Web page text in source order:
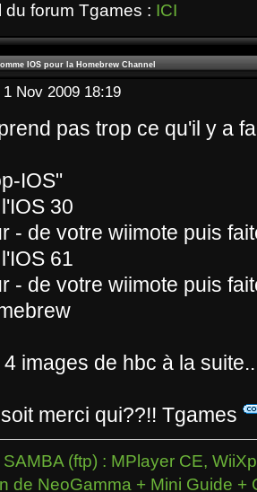
du forum Tgames : ICI
IOS pour la Homebrew Channel
Nov 2009 18:19
pas trop ce qu'il y a
IOS"
30
- de votre wiimote puis
61
- de votre wiimote puis
images de hbc à la
merci qui??!! Tgames
(ftp) : MPlayer CE,
de NeoGamma + Mini Guide +